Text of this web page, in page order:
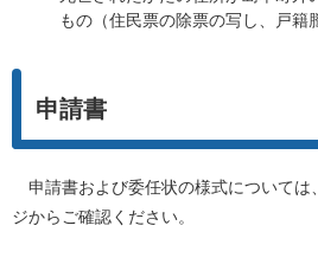
もの（住民票の除票の写し、戸籍
申請書
申請書および委任状の様式については、
ジからご確認ください。